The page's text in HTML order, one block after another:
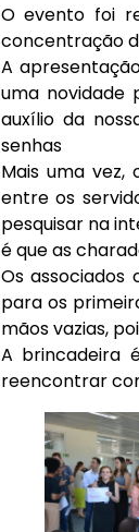
O evento foi
concentração
A
uma novidade
auxílio da
senhas
Mais uma
entre os
pesquisar na
é que as
Os
para os
mãos vazias,
A brincadeira
reencontrar